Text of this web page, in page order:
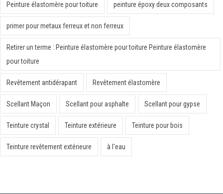
Peinture élastomère pour toiture peinture époxy deux composants
primer pour metaux ferreux et non ferreux
Retirer un terme : Peinture élastomère pour toiture Peinture élastomère
pour toiture
Revêtement antidérapant Revêtement élastomère
Scellant Maçon Scellant pour asphalte Scellant pour gypse
Teinture crystal Teinture extérieure Teinture pour bois
Teinture revêtement extérieure à l'eau